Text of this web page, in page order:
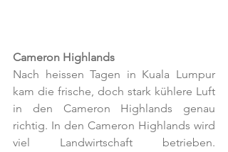
Cameron Highlands
Nach heissen Tagen in Kuala Lumpur
kam die frische, doch stark kühlere Luft
in den Cameron Highlands genau
richtig. In den Cameron Highlands wird
viel Landwirtschaft betrieben.